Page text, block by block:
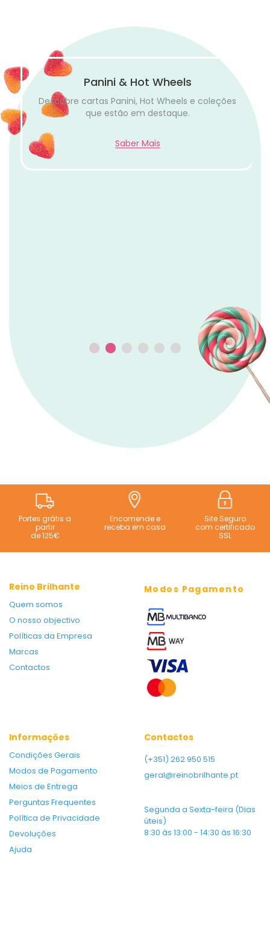
Portes grátis a
partir
de 125€
Encomende e
receba em casa
Site Seguro
com certificado
SSL
Reino Brilhante
Quem somos
O nosso objectivo
Políticas da Empresa
Marcas
Contactos
Modos Pagamento
Informações
Condições Gerais
Modos de Pagamento
Meios de Entrega
Perguntas Frequentes
Política de Privacidade
Devoluções
Ajuda
Contactos
(+351) 262 950 515
geral@reinobrilhante.pt
Segunda a Sexta-feira (Dias
úteis)
8:30 às 13:00 - 14:30 às 16:30